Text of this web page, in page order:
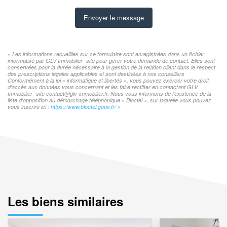
Envoyer le message
« Les informations recueillies sur ce formulaire sont enregistrées dans un fichier
informatisé par GLV Immobilier -site pour gérer votre demande de contact. Elles sont
conservées pour la durée nécessaire à la gestion de la relation client dans le respect
des prescriptions légales applicables et sont destinées à nos conseillers
Conformément à la loi « informatique et libertés », vous pouvez exercer votre droit
d'accès aux données vous concernant et les faire rectifier en contactant GLV
Immobilier -site contact@glv-immobilier.fr. Nous vous informons de l'existence de la
liste d'opposition au démarchage téléphonique « Bloctel », sur laquelle vous pouvez
vous inscrire ici : https://www.bloctel.gouv.fr/»
Les biens similaires